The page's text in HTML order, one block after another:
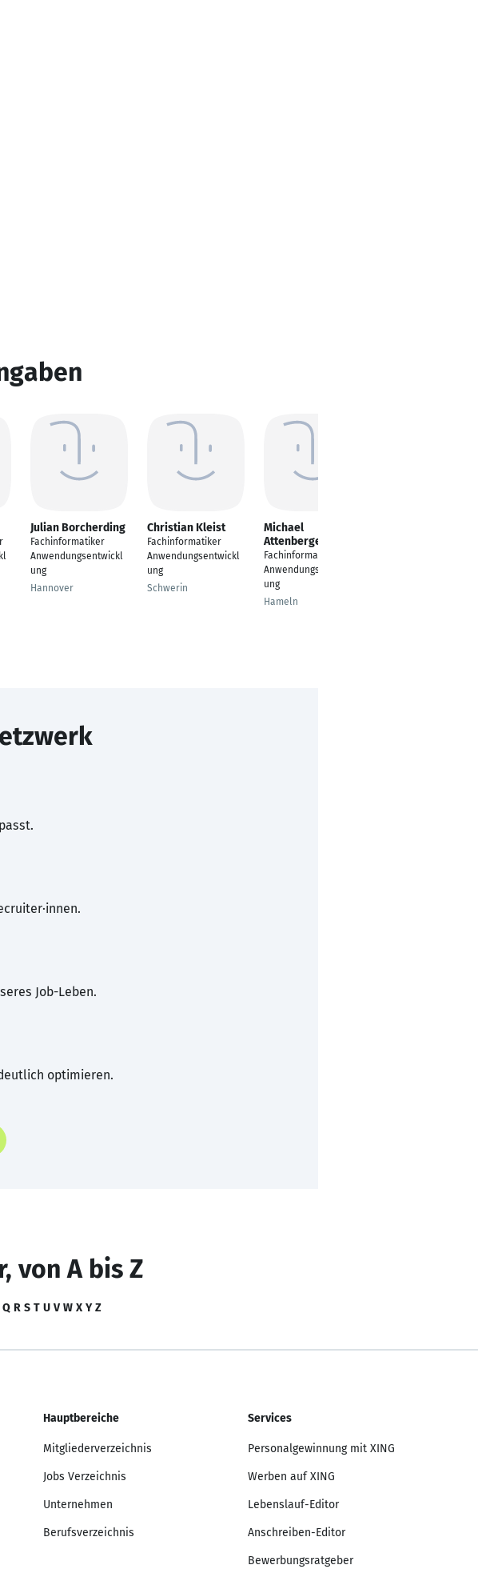
Julian Borcherding
Fachinformatiker
Anwendungsentwickl
ung
Hannover
Christian Kleist
Fachinformatiker
Anwendungsentwickl
ung
Schwerin
Michael
Attenberger
Fachinformatiker
Anwendungsentwickl
ung
Hameln
Job-Leben.
optimieren.
von A bis Z
Q R S T U V W X Y Z
Hauptbereiche
Mitgliederverzeichnis
Jobs Verzeichnis
Unternehmen
Berufsverzeichnis
Services
Personalgewinnung mit XING
Werben auf XING
Lebenslauf-Editor
Anschreiben-Editor
Bewerbungsratgeber